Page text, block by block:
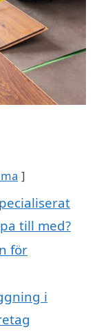
till med?
för
i